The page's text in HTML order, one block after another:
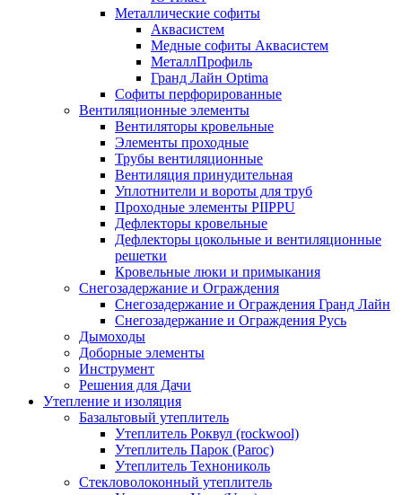
Металлические софиты
Аквасистем
Медные софиты Аквасистем
МеталлПрофиль
Гранд Лайн Optima
Софиты перфорированные
Вентиляционные элементы
Вентиляторы кровельные
Элементы проходные
Трубы вентиляционные
Вентиляция принудительная
Уплотнители и вороты для труб
Проходные элементы PIIPPU
Дефлекторы кровельные
Дефлекторы цокольные и вентиляционные
решетки
Кровельные люки и примыкания
Снегозадержание и Ограждения
Снегозадержание и Ограждения Гранд Лайн
Снегозадержание и Ограждения Русь
Дымоходы
Доборные элементы
Инструмент
Решения для Дачи
Утепление и изоляция
Базальтовый утеплитель
Утеплитель Роквул (rockwool)
Утеплитель Парок (Paroc)
Утеплитель Технониколь
Стекловолоконный утеплитель